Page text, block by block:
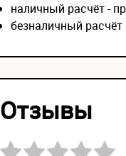
наличный расчёт -
безналичный
Отзывы